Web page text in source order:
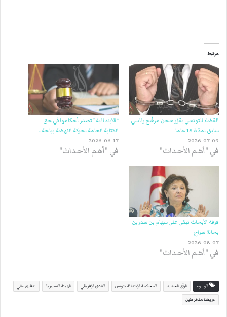
مرتبط
القضاء التونسي يقرّر سجن مرشّح رئاسي
سابق لمدّة 18 عاما
2026-07-09
في "أهم الأحداث"
“الابتدائية” تصدر أحكامها في حق
الكتابة العامة لحركة النهضة بباجة..
2026-06-17
في "أهم الأحداث"
فرقة الأبحاث تبقي على سهام بن سدرين
بحالة سراح
2026-08-07
في "أهم الأحداث"
الوسوم الرأي الجديد المحكمة الإبتدائة بتونس النادي الإفريقي الهيئة التسييرية تدقيق مالي
عريضة منخرطين